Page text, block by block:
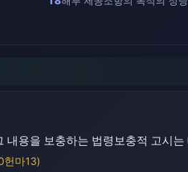
용을 보충하는 법령보충적 고시
헌마13)